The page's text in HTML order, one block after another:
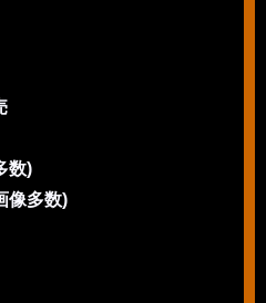
数)
像多数)